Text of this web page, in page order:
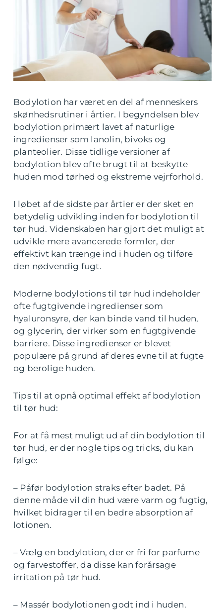
Bodylotion har været en del af menneskers
skønhedsrutiner i årtier. I begyndelsen blev
bodylotion primært lavet af naturlige
ingredienser som lanolin, bivoks og
planteolier. Disse tidlige versioner af
bodylotion blev ofte brugt til at beskytte
huden mod tørhed og ekstreme vejrforhold.
I løbet af de sidste par årtier er der sket en
betydelig udvikling inden for bodylotion til
tør hud. Videnskaben har gjort det muligt at
udvikle mere avancerede formler, der
effektivt kan trænge ind i huden og tilføre
den nødvendig fugt.
Moderne bodylotions til tør hud indeholder
ofte fugtgivende ingredienser som
hyaluronsyre, der kan binde vand til huden,
og glycerin, der virker som en fugtgivende
barriere. Disse ingredienser er blevet
populære på grund af deres evne til at fugte
og berolige huden.
Tips til at opnå optimal effekt af bodylotion
til tør hud:
For at få mest muligt ud af din bodylotion til
tør hud, er der nogle tips og tricks, du kan
følge:
– Påfør bodylotion straks efter badet. På
denne måde vil din hud være varm og fugtig,
hvilket bidrager til en bedre absorption af
lotionen.
– Vælg en bodylotion, der er fri for parfume
og farvestoffer, da disse kan forårsage
irritation på tør hud.
– Massér bodylotionen godt ind i huden.